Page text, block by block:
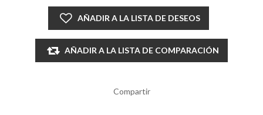
AÑADIR A LA LISTA DE DESEOS
AÑADIR A LA LISTA DE COMPARACIÓN
Compartir